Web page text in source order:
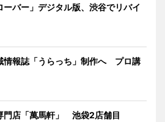
バー」デジタル版、渋谷でリバイ
情報誌「うらっち」制作へ プロ講
門店「萬馬軒」 池袋2店舗目